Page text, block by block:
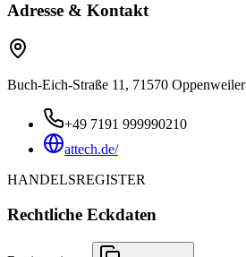
Adresse & Kontakt
Buch-Eich-Straße 11, 71570 Oppenweiler
+49 7191 999990210
attech.de/
HANDELSREGISTER
Rechtliche Eckdaten